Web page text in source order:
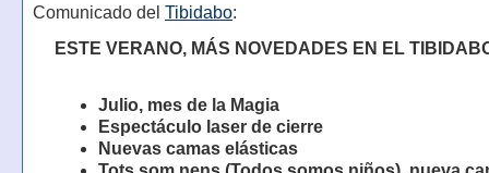
Comunicado del Tibidabo:
ESTE VERANO, MÁS NOVEDADES EN EL
Julio, mes de la Magia
Espectáculo laser de cierre
Nuevas camas elásticas